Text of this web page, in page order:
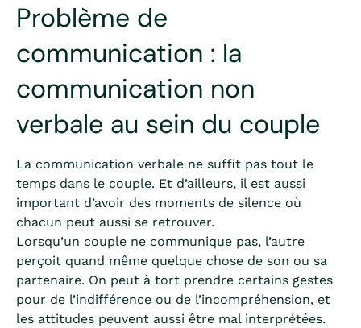
Problème de
communication : la
communication non
verbale au sein du couple
La communication verbale ne suffit pas tout le
temps dans le couple. Et d’ailleurs, il est aussi
important d’avoir des moments de silence où
chacun peut aussi se retrouver.
Lorsqu’un couple ne communique pas, l’autre
perçoit quand même quelque chose de son ou sa
partenaire. On peut à tort prendre certains gestes
pour de l’indifférence ou de l’incompréhension, et
les attitudes peuvent aussi être mal interprétées.